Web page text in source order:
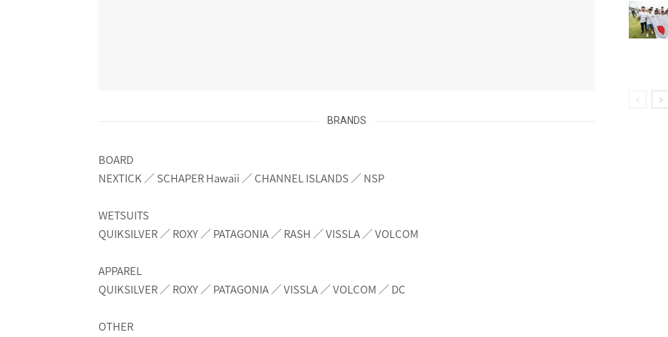
BRANDS
BOARD
NEXTICK ／ SCHAPER Hawaii ／ CHANNEL ISLANDS ／ NSP
WETSUITS
QUIKSILVER ／ ROXY ／ PATAGONIA ／ RASH ／ VISSLA ／ VOLCOM
APPAREL
QUIKSILVER ／ ROXY ／ PATAGONIA ／ VISSLA ／ VOLCOM ／ DC
OTHER